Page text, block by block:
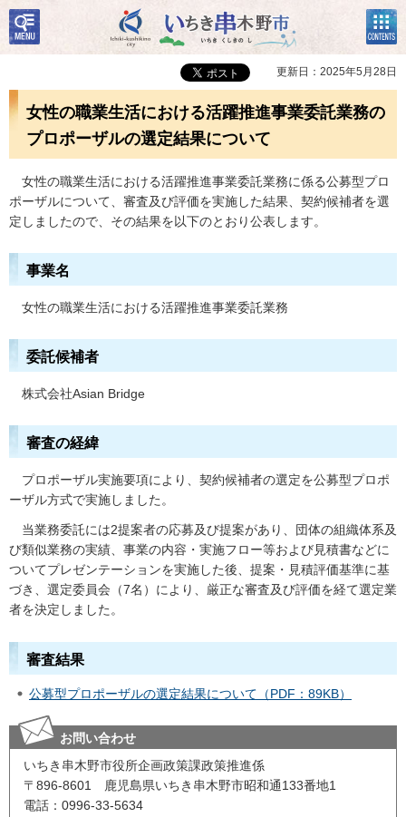
いちき串木野市
検
索・
共通
コン
テン
ツメ
ニュ
更新日：2025年5月28日
女性の職業生活における活躍推進事業委託業務の
プロポーザルの選定結果について
女性の職業生活における活躍推進事業委託業務に係る公募型プロ
ポーザルについて、審査及び評価を実施した結果、契約候補者を選
定しましたので、その結果を以下のとおり公表します。
事業名
女性の職業生活における活躍推進事業委託業務
委託候補者
株式会社Asian Bridge
審査の経緯
プロポーザル実施要項により、契約候補者の選定を公募型プロポ
ーザル方式で実施しました。
当業務委託には2提案者の応募及び提案があり、団体の組織体系及
び類似業務の実績、事業の内容・実施フロー等および見積書などに
ついてプレゼンテーションを実施した後、提案・見積評価基準に基
づき、選定委員会（7名）により、厳正な審査及び評価を経て選定業
者を決定しました。
審査結果
公募型プロポーザルの選定結果について（PDF：89KB）
お問い合わせ
いちき串木野市役所企画政策課政策推進係
〒896-8601 鹿児島県いちき串木野市昭和通133番地1
電話：0996-33-5634